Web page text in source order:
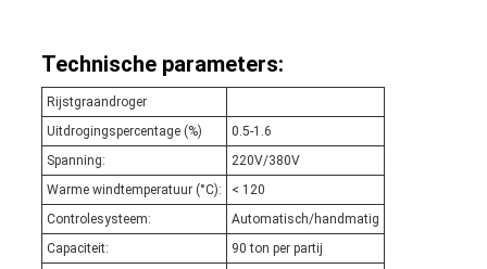
Technische parameters:
Rijstgraandroger
Uitdrogingspercentage (%)
0.5-1.6
Spanning:
220V/380V
Warme windtemperatuur (°C):
< 120
Controlesysteem:
Automatisch/handmatig
Capaciteit:
90 ton per partij